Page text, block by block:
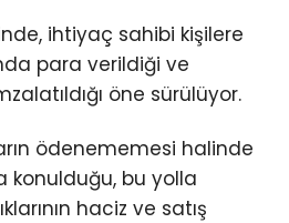
ihtiyaç sahibi kişilere
para verildiği ve
öne sürülüyor.
ödenememesi halinde
konulduğu, bu yolla
haciz ve satış